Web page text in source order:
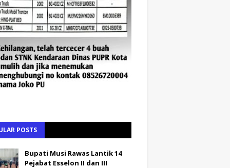
POSTS
Bupati Musi Rawas Lantik 14
Pejabat Esselon II dan III